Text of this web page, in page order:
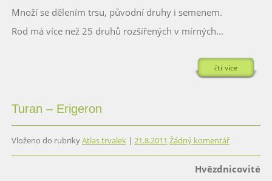
Množí se dělením trsu, původní druhy i semenem.
Rod má více než 25 druhů rozšířených v mírných...
čti více
Turan – Erigeron
Vloženo do rubrikyAtlas trvalek| 21.8.2011 Žádný komentář
Hvězdnicovité